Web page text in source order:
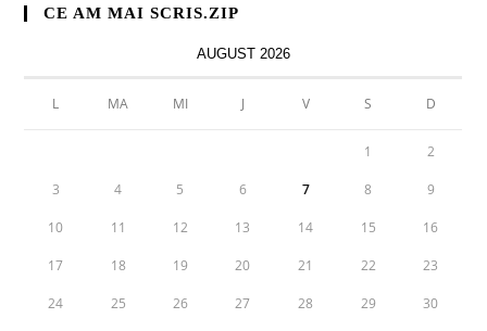
CE AM MAI SCRIS.ZIP
AUGUST 2026
L MA MI J V S D
1 2
3 4 5 6 7 8 9
10 11 12 13 14 15 16
17 18 19 20 21 22 23
24 25 26 27 28 29 30